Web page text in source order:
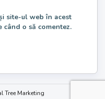
site-ul web în acest
o să comentez.
Tree Marketing